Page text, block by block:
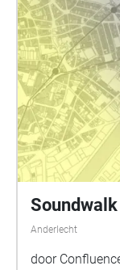
Anderlecht
door